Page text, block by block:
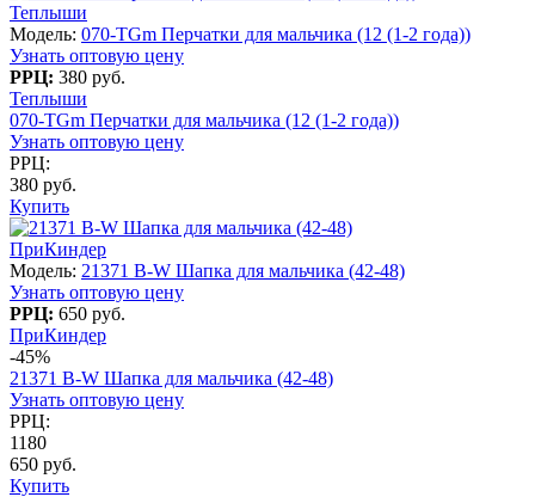
Теплыши
Модель: 070-TGm Перчатки для мальчика (12 (1-2 года))
Узнать оптовую цену
РРЦ: 380 руб.
Теплыши
070-TGm Перчатки для мальчика (12 (1-2 года))
Узнать оптовую цену
РРЦ:
380 руб.
Купить
ПриКиндер
Модель: 21371 B-W Шапка для мальчика (42-48)
Узнать оптовую цену
РРЦ: 650 руб.
ПриКиндер
-45%
21371 B-W Шапка для мальчика (42-48)
Узнать оптовую цену
РРЦ:
1180
650 руб.
Купить